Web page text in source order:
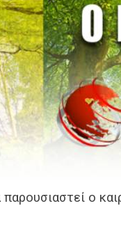
παρουσιαστεί ο